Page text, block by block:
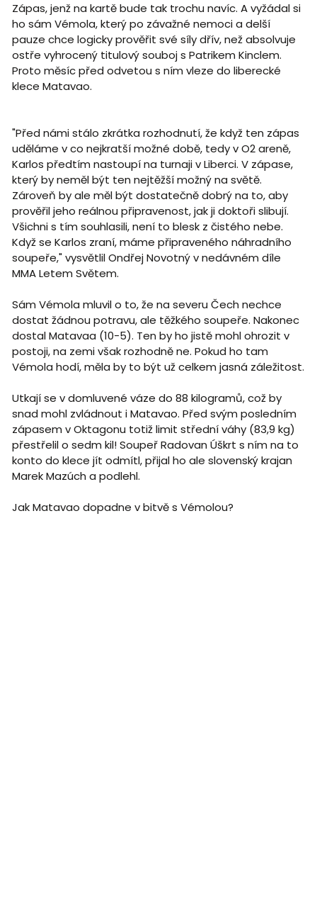
Zápas, jenž na kartě bude tak trochu navíc. A vyžádal si
ho sám Vémola, který po závažné nemoci a delší
pauze chce logicky prověřit své síly dřív, než absolvuje
ostře vyhrocený titulový souboj s Patrikem Kinclem.
Proto měsíc před odvetou s ním vleze do liberecké
klece Matavao.
"Před námi stálo zkrátka rozhodnutí, že když ten zápas
uděláme v co nejkratší možné době, tedy v O2 areně,
Karlos předtím nastoupí na turnaji v Liberci. V zápase,
který by neměl být ten nejtěžší možný na světě.
Zároveň by ale měl být dostatečně dobrý na to, aby
prověřil jeho reálnou připravenost, jak ji doktoři slibují.
Všichni s tím souhlasili, není to blesk z čistého nebe.
Když se Karlos zraní, máme připraveného náhradního
soupeře," vysvětlil Ondřej Novotný v nedávném díle
MMA Letem Světem.
Sám Vémola mluvil o to, že na severu Čech nechce
dostat žádnou potravu, ale těžkého soupeře. Nakonec
dostal Matavaa (10-5). Ten by ho jistě mohl ohrozit v
postoji, na zemi však rozhodně ne. Pokud ho tam
Vémola hodí, měla by to být už celkem jasná záležitost.
Utkají se v domluvené váze do 88 kilogramů, což by
snad mohl zvládnout i Matavao. Před svým posledním
zápasem v Oktagonu totiž limit střední váhy (83,9 kg)
přestřelil o sedm kil! Soupeř Radovan Úškrt s ním na to
konto do klece jít odmítl, přijal ho ale slovenský krajan
Marek Mazúch a podlehl.
Jak Matavao dopadne v bitvě s Vémolou?